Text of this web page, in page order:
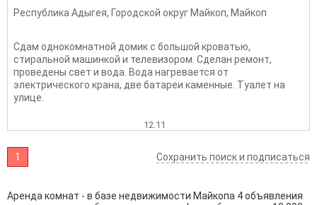
Республика Адыгея, Городской округ Майкоп, Майкоп
Сдам однокомнатной домик с большой кроватью,
стиральной машинкой и телевизором. Сделан ремонт,
проведены свет и вода. Вода нагревается от
электрического крана, две батареи каменные. Туалет на
улице.
12.11
1 Сохранить поиск и подписаться
Аренда комнат - в базе недвижимости Майкопа 4 объявления